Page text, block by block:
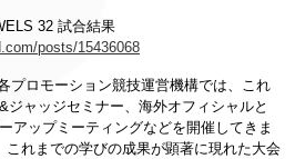
32 試合結果
posts/15436068
プロモーション競技運営機構では、これ
ジャッジセミナー、海外オフィシャルと
アップミーティングなどを開催してきま
れまでの学びの成果が顕著に現れた大会